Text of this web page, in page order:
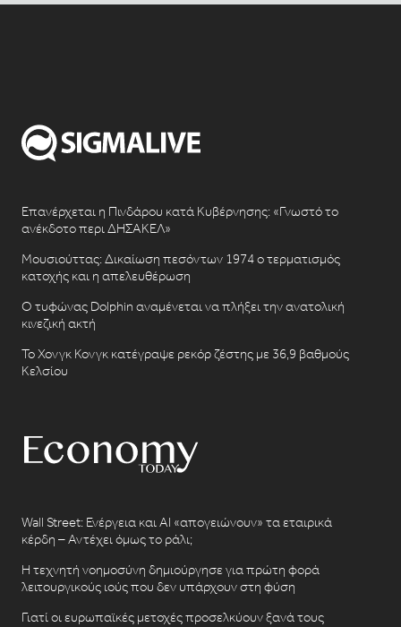
Επανέρχεται η Πινδάρου κατά Κυβέρνησης: «Γνωστό το
ανέκδοτο περι ΔΗΣΑΚΕΛ»
Μουσιούττας: Δικαίωση πεσόντων 1974 ο τερματισμός
κατοχής και η απελευθέρωση
Ο τυφώνας Dolphin αναμένεται να πλήξει την ανατολική
κινεζική ακτή
Το Χονγκ Κονγκ κατέγραψε ρεκόρ ζέστης με 36,9 βαθμούς
Κελσίου
Wall Street: Ενέργεια και AI «απογειώνουν» τα εταιρικά
κέρδη – Αντέχει όμως το ράλι;
Η τεχνητή νοημοσύνη δημιούργησε για πρώτη φορά
λειτουργικούς ιούς που δεν υπάρχουν στη φύση
Γιατί οι ευρωπαϊκές μετοχές προσελκύουν ξανά τους